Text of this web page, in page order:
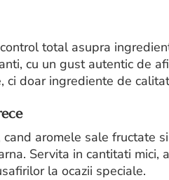
total asupra
cu un gust autentic de
doar ingrediente de
aromele sale fructate
Servita in cantitati mici,
la ocazii speciale.